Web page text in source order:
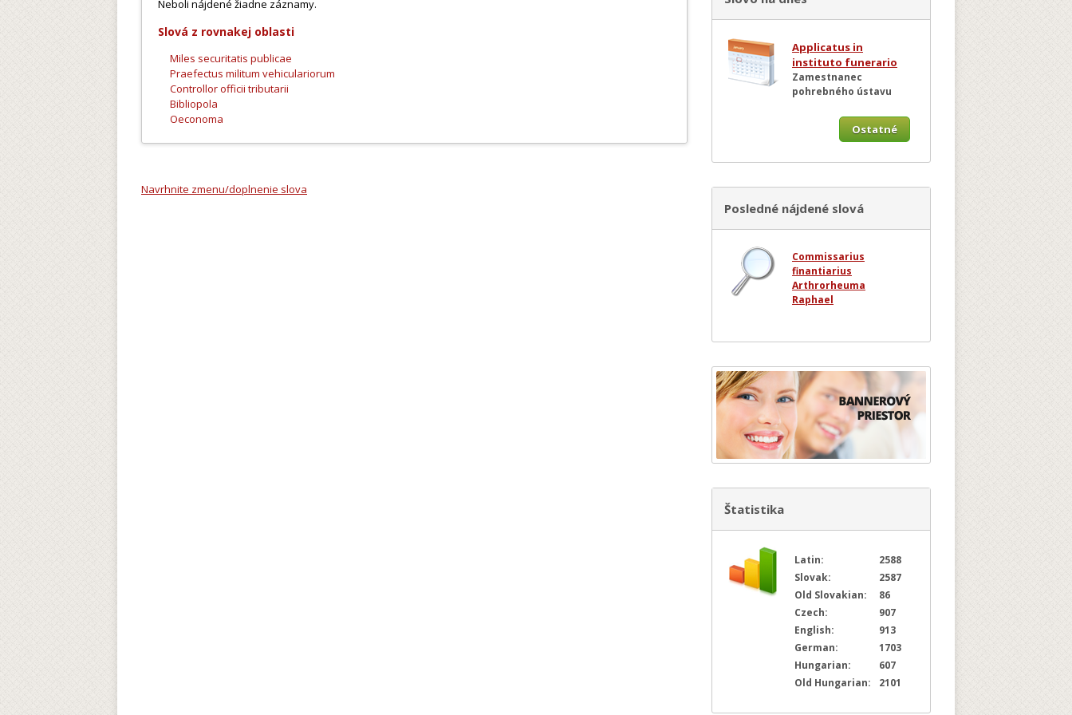
Neboli nájdené žiadne záznamy.
Slová z rovnakej oblasti
Miles securitatis publicae
Praefectus militum vehiculariorum
Controllor officii tributarii
Bibliopola
Oeconoma
Navrhnite zmenu/doplnenie slova
Applicatus in
instituto funerario
Zamestnanec
pohrebného ústavu
Ostatné
Posledné nájdené slová
Commissarius
finantiarius
Arthrorheuma
Raphael
Štatistika
Latin:
2588
Slovak:
2587
Old Slovakian:
86
Czech:
907
English:
913
German:
1703
Hungarian:
607
Old Hungarian:
2101